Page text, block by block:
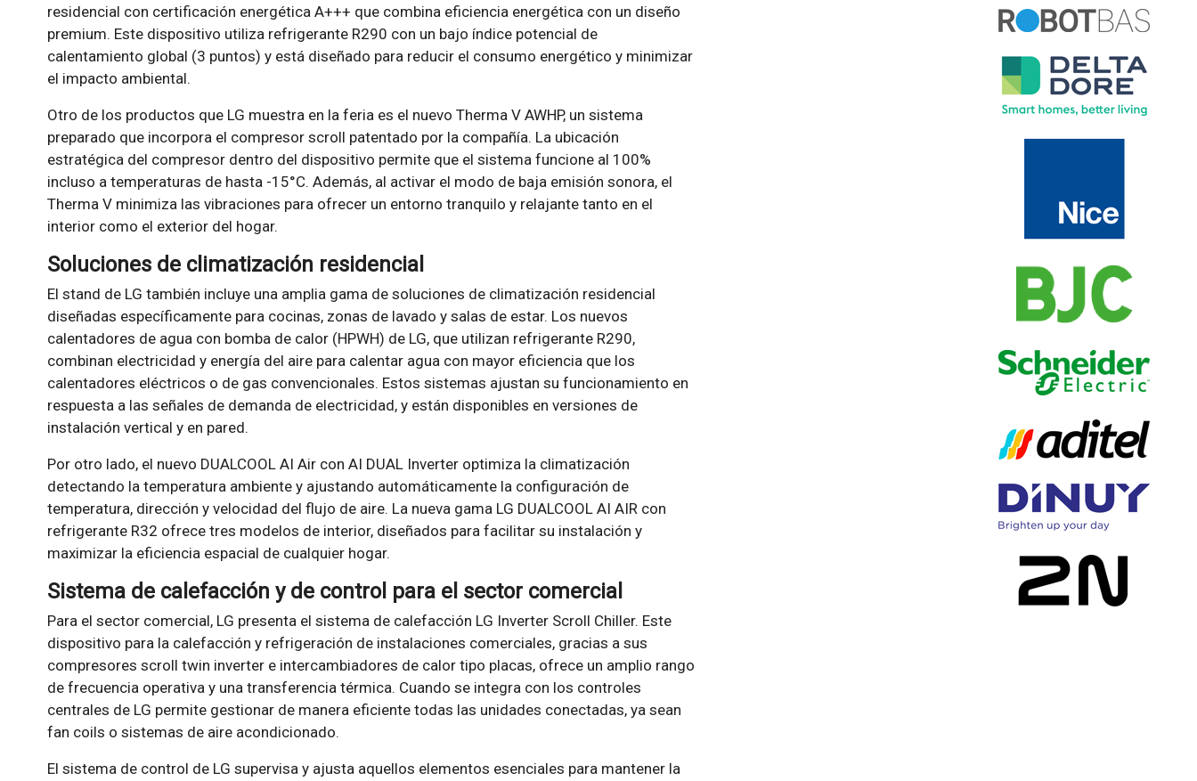
residencial con certificación energética A+++ que combina eficiencia energética con un diseño
premium. Este dispositivo utiliza refrigerante R290 con un bajo índice potencial de
calentamiento global (3 puntos) y está diseñado para reducir el consumo energético y minimizar
el impacto ambiental.
Otro de los productos que LG muestra en la feria es el nuevo Therma V AWHP, un sistema
preparado que incorpora el compresor scroll patentado por la compañía. La ubicación
estratégica del compresor dentro del dispositivo permite que el sistema funcione al 100%
incluso a temperaturas de hasta -15°C. Además, al activar el modo de baja emisión sonora, el
Therma V minimiza las vibraciones para ofrecer un entorno tranquilo y relajante tanto en el
interior como el exterior del hogar.
Soluciones de climatización residencial
El stand de LG también incluye una amplia gama de soluciones de climatización residencial
diseñadas específicamente para cocinas, zonas de lavado y salas de estar. Los nuevos
calentadores de agua con bomba de calor (HPWH) de LG, que utilizan refrigerante R290,
combinan electricidad y energía del aire para calentar agua con mayor eficiencia que los
calentadores eléctricos o de gas convencionales. Estos sistemas ajustan su funcionamiento en
respuesta a las señales de demanda de electricidad, y están disponibles en versiones de
instalación vertical y en pared.
Por otro lado, el nuevo DUALCOOL AI Air con AI DUAL Inverter optimiza la climatización
detectando la temperatura ambiente y ajustando automáticamente la configuración de
temperatura, dirección y velocidad del flujo de aire. La nueva gama LG DUALCOOL AI AIR con
refrigerante R32 ofrece tres modelos de interior, diseñados para facilitar su instalación y
maximizar la eficiencia espacial de cualquier hogar.
Sistema de calefacción y de control para el sector comercial
Para el sector comercial, LG presenta el sistema de calefacción LG Inverter Scroll Chiller. Este
dispositivo para la calefacción y refrigeración de instalaciones comerciales, gracias a sus
compresores scroll twin inverter e intercambiadores de calor tipo placas, ofrece un amplio rango
de frecuencia operativa y una transferencia térmica. Cuando se integra con los controles
centrales de LG permite gestionar de manera eficiente todas las unidades conectadas, ya sean
fan coils o sistemas de aire acondicionado.
El sistema de control de LG supervisa y ajusta aquellos elementos esenciales para mantener la